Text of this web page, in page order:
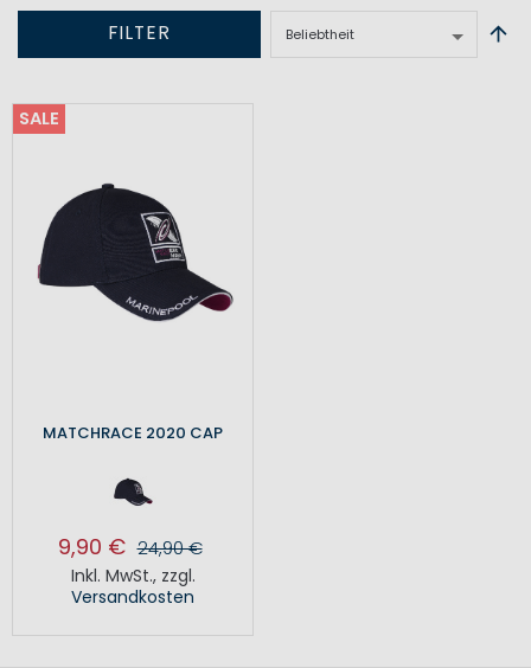
FILTER
SALE
MATCHRACE 2020 CAP
9,90 € 24,90 €
Inkl. MwSt., zzgl.
Versandkosten